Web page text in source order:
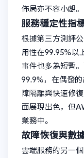
佈局亦不容小覷。
服務穩定性指
根據第三方測評
用性在99.95%以
事件也多為短暫
99.9%，在偶發
障隔離與快速修
面展現出色，但
業務中。
故障恢復與數
雲端服務的另一